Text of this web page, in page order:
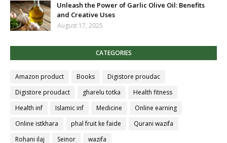
Unleash the Power of Garlic Olive Oil: Benefits
and Creative Uses
August 17, 2025
CATEGORIES
Amazon product Books
Digistore proudac
Digistore proudact
gharelu totka
Health fitness
Health inf
Islamic inf Medicine
Online earning
Online istkhara
phal fruit ke faide
Qurani wazifa
Rohani ilaj
Seinor wazifa